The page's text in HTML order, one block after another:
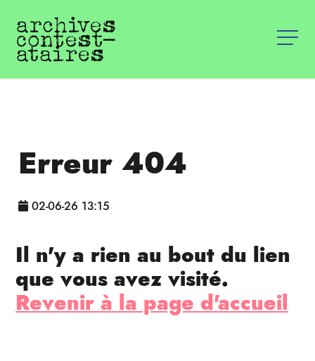
Erreur 404
02-06-26 13:15
Il n'y a rien au bout du lien
que vous avez visité.
Revenir à la page d'accueil